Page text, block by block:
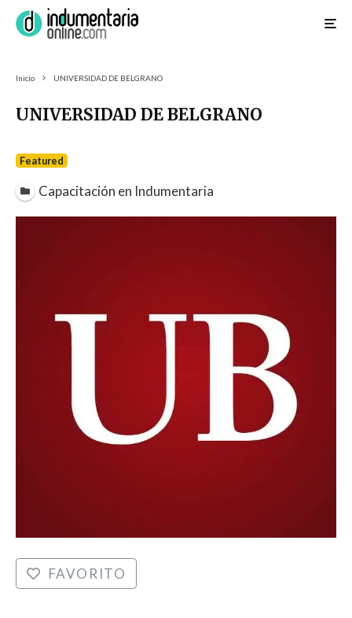
Inicio UNIVERSIDAD DE BELGRANO
UNIVERSIDAD DE BELGRANO
Featured
Capacitación en Indumentaria
FAVORITO